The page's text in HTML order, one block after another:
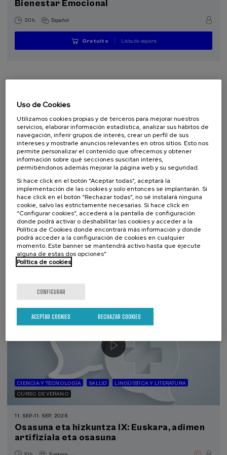
Bienestar Emocional
20 h. Español .
...
Gratuito
Últimas
plazas
Gratuito
Fecha
pasada
Lista de espera
Plazo
de
SALUD PSICOLOGÍA CURSO DE VERANO
07. SEP -08. SEP, 2026
Visibilizando el duelo gestacional, perinatal
y neonatal
20 h. Español Euskera .
CIENCIA Y TECNOLOGÍA SALUD
LINGÜÍSTICA Y LITERATURA
CURSO DE VERANO
11. SEP-11. SEP, 2026
Osasuna eta hizkuntza IX: Euskara, adimen
artifiziala eta osasuna
.
Uso de Cookies
Utilizamos cookies propias y de terceros para mejorar nuestros
servicios, elaborar información estadística, analizar sus hábitos de
navegación, inferir grupos de interés, crear un perfil de sus
intereses y mostrarle anuncios relevantes en otros sitios. Esto nos
permite personalizar el contenido que ofrecemos y obtener
información sobre qué secciones suscitan interés,
permitiéndonos además mejorar la página web y su seguridad.
Si hace click en el botón “Aceptar todas”, aceptará la
implementación de las cookies y solo entonces se implantarán. Si
hace click en el botón “Rechazar todas”, no sé instalará ninguna
cookie, salvo las estrictamente necesarias. Si hace click en
“Configurar cookies”, accederá a la pantalla de configuración
donde podrá activar o deshabilitar las cookies y acceder a la
Política de Cookies donde encontrará más información y donde
podrá acceder a la configuración de cookies en cualquier
momento. Este banner se mantendrá activo hasta que ejecute
alguna de estas dos opciones”
Política de cookies
CONFIGURAR
RECHAZAR COOKIES
ACEPTAR COOKIES